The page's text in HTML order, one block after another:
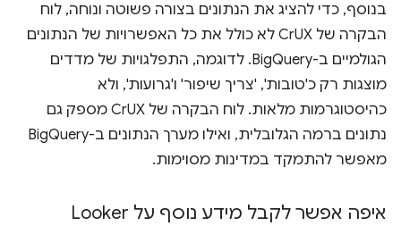
בנוסף, כדי להציג את הנתונים בצורה פשוטה ונוחה, לוח
הבקרה של CrUX לא כולל את כל האפשרויות של הנתונים
הגולמיים ב-BigQuery. לדוגמה, התפלגויות של מדדים
מוצגות רק כ'טובות', 'צריך שיפור' ו'גרועות', ולא
כהיסטוגרמות מלאות. לוח הבקרה של CrUX מספק גם
נתונים ברמה הגלובלית, ואילו מערך הנתונים ב-BigQuery
מאפשר להתמקד במדינות מסוימות.
איפה אפשר לקבל מידע נוסף על Looker